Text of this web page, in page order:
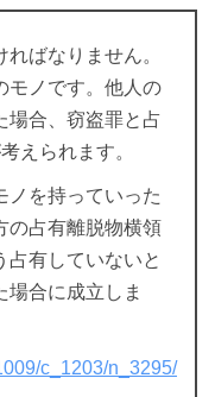
ばなりません。
モノです。他人の
場合、窃盗罪と占
えられます。
ノを持っていった
の占有離脱物横領
占有していないと
場合に成立しま
c_1203/n_3295/